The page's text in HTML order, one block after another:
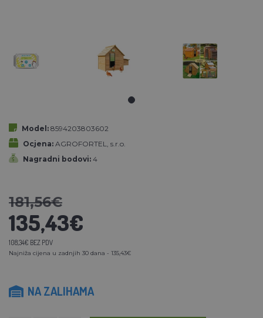
Model: 8594203803602
Ocjena: AGROFORTEL, s.r.o.
Nagradni bodovi: 4
181,56€
135,43€
108,34€ BEZ PDV
Najniža cijena u zadnjih 30 dana - 135,43€
NA ZALIHAMA